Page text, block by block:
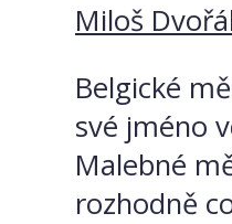
Miloš
Belgické
své jméno
Malebné
rozhodně